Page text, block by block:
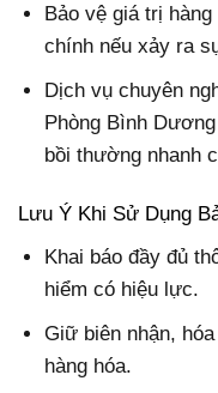
Bảo vệ giá trị
chính nếu xảy ra
Dịch vụ chuyên
Phòng Bình
bồi thường nhanh
Lưu Ý Khi Sử Dụng
Khai báo đầy đủ
hiểm có hiệu lực.
Giữ biên nhận,
hàng hóa.